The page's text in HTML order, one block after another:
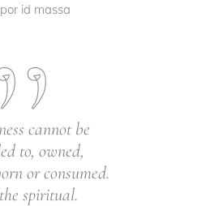
id massa
cannot be
to, owned,
or consumed.
spiritual.